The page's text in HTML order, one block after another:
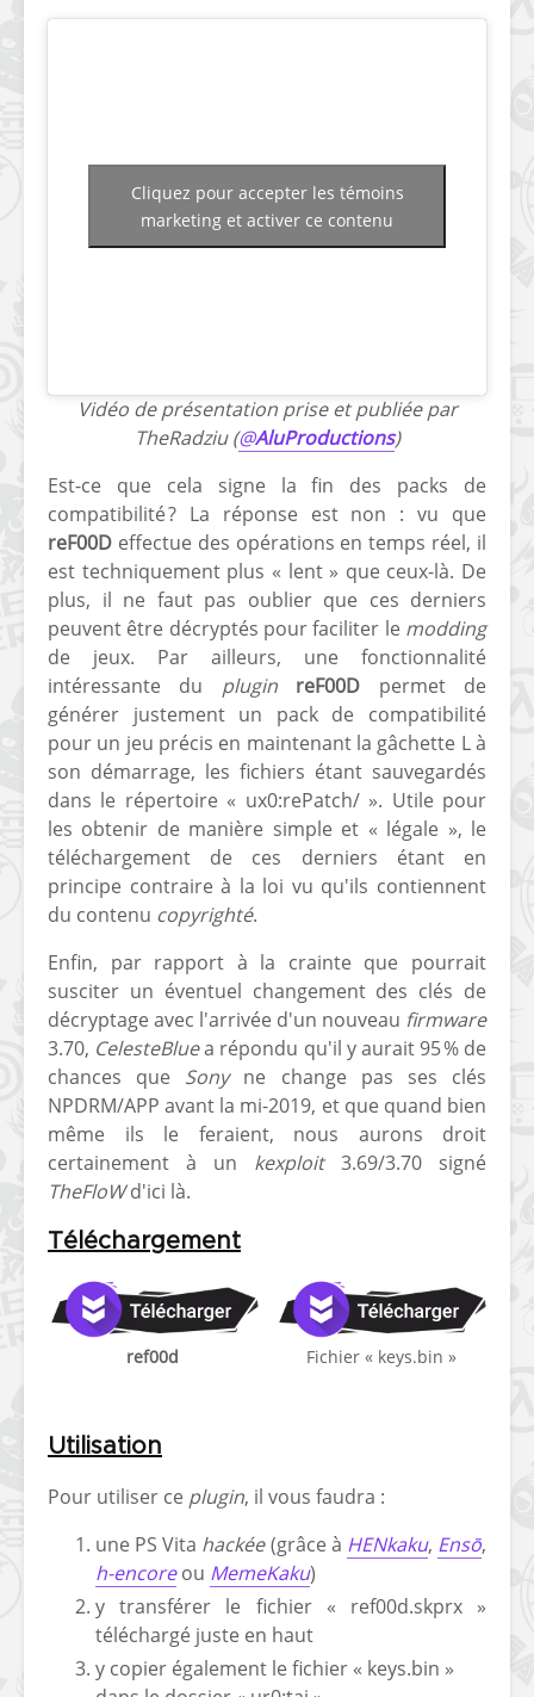
Cliquez pour accepter les témoins
marketing et activer ce contenu
Vidéo de présentation prise et publiée par
TheRadziu‏ (@AluProductions)
Est-ce que cela signe la fin des packs de
compatibilité ? La réponse est non : vu que
reF00D effectue des opérations en temps réel, il
est techniquement plus « lent » que ceux-là. De
plus, il ne faut pas oublier que ces derniers
peuvent être décryptés pour faciliter le modding
de jeux. Par ailleurs, une fonctionnalité
intéressante du plugin reF00D permet de
générer justement un pack de compatibilité
pour un jeu précis en maintenant la gâchette L à
son démarrage, les fichiers étant sauvegardés
dans le répertoire « ux0:rePatch/ ». Utile pour
les obtenir de manière simple et « légale », le
téléchargement de ces derniers étant en
principe contraire à la loi vu qu'ils contiennent
du contenu copyrighté.
Enfin, par rapport à la crainte que pourrait
susciter un éventuel changement des clés de
décryptage avec l'arrivée d'un nouveau firmware
3.70, CelesteBluea répondu qu'il y aurait 95 % de
chances que Sonyne change pas ses clés
NPDRM/APP avant la mi-2019, et que quand bien
même ils le feraient, nous aurons droit
certainement à un kexploit3.69/3.70 signé
TheFloWd'ici là.
Téléchargement
ref00d
Fichier « keys.bin »
Utilisation
Pour utiliser ce plugin, il vous faudra :
une PS Vita hackée(grâce à HENkaku, Ensō,
h-encoreou MemeKaku)
y transférer le fichier « ref00d.skprx »
téléchargé juste en haut
y copier également le fichier « keys.bin »